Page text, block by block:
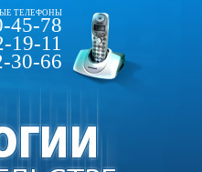
ТЕЛЕФОНЫ
45-78
19-11
30-66